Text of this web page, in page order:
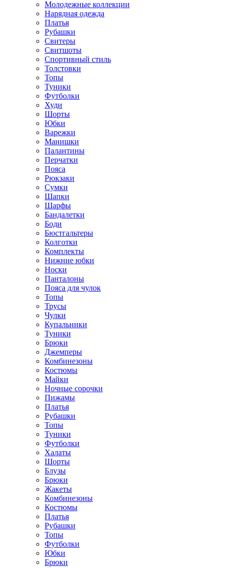
Молодежные коллекции
Нарядная одежда
Платья
Рубашки
Свитеры
Свитшоты
Спортивный стиль
Толстовки
Топы
Туники
Футболки
Худи
Шорты
Юбки
Варежки
Манишки
Палантины
Перчатки
Пояса
Рюкзаки
Сумки
Шапки
Шарфы
Бандалетки
Боди
Бюстгальтеры
Колготки
Комплекты
Нижние юбки
Носки
Панталоны
Поясa для чулок
Топы
Трусы
Чулки
Купальники
Туники
Брюки
Джемперы
Комбинезоны
Костюмы
Майки
Ночные сорочки
Пижамы
Платья
Рубашки
Топы
Туники
Футболки
Халаты
Шорты
Блузы
Брюки
Жакеты
Комбинезоны
Костюмы
Платья
Рубашки
Топы
Футболки
Юбки
Брюки